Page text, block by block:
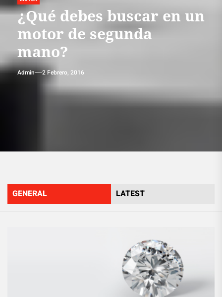
¿Qué debes buscar en un
motor de segunda
mano?
Admin 2 Febrero, 2016
GENERAL LATEST